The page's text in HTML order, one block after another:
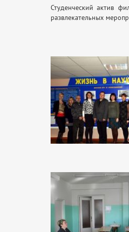
Студенческий актив
развлекательных